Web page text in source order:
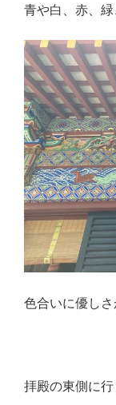
青や白、赤、緑
色合いに優しさ
拝殿の東側に行